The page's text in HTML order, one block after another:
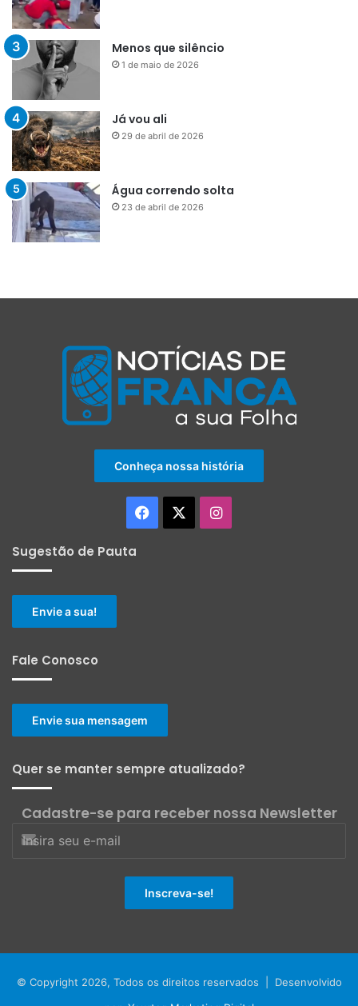
Menos que silêncio
1 de maio de 2026
Já vou ali
29 de abril de 2026
Água correndo solta
23 de abril de 2026
Conheça nossa história
Facebook Instagram
Sugestão de Pauta
Envie a sua!
Fale Conosco
Envie sua mensagem
Quer se manter sempre atualizado?
Cadastre-se para receber nossa Newsletter
© Copyright 2026, Todos os direitos reservados | Desenvolvido